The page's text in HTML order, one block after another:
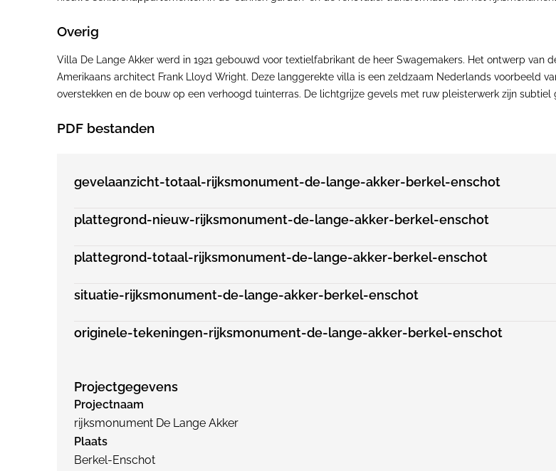
Overig
Villa De Lange Akker werd in 1921 gebouwd voor textielfabrikant de heer Swagemakers. Het ontwerp van
Amerikaans architect Frank Lloyd Wright. Deze langgerekte villa is een zeldzaam Nederlands voorbeeld
overstekken en de bouw op een verhoogd tuinterras. De lichtgrijze gevels met ruw pleisterwerk zijn
PDF bestanden
gevelaanzicht-totaal-rijksmonument-de-lange-akker-berkel-enschot
plattegrond-nieuw-rijksmonument-de-lange-akker-berkel-enschot
plattegrond-totaal-rijksmonument-de-lange-akker-berkel-enschot
situatie-rijksmonument-de-lange-akker-berkel-enschot
originele-tekeningen-rijksmonument-de-lange-akker-berkel-enschot
Projectgegevens
Projectnaam
rijksmonument De Lange Akker
Plaats
Berkel-Enschot